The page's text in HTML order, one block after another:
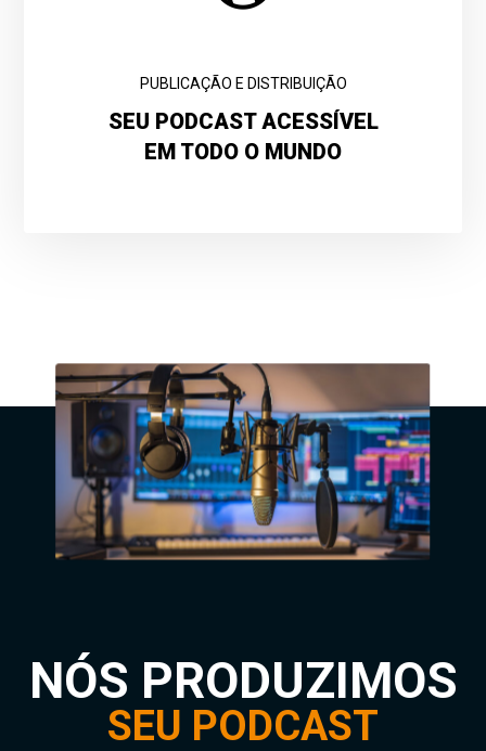
PUBLICAÇÃO E DISTRIBUIÇÃO
SEU PODCAST ACESSÍVEL
EM TODO O MUNDO
NÓS PRODUZIMOS
SEU PODCAST